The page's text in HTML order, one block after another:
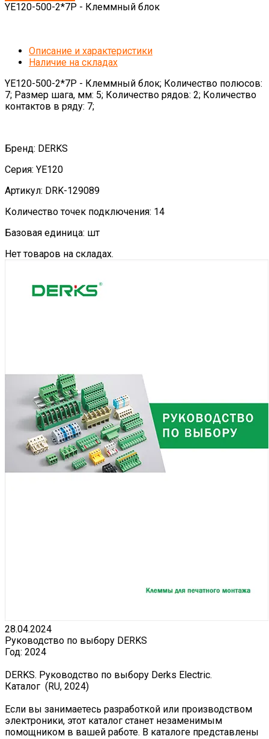
YE120-500-2*7P - Клеммный блок
Описание и характеристики
Наличие на складах
YE120-500-2*7P - Клеммный блок; Количество полюсов:
7; Размер шага, мм: 5; Количество рядов: 2; Количество
контактов в ряду: 7;
Бренд: DERKS
Серия: YE120
Артикул: DRK-129089
Количество точек подключения: 14
Базовая единица: шт
Нет товаров на складах.
28.04.2024
Руководство по выбору DERKS
Год: 2024
DERKS. Руководство по выбору Derks Electric.
Каталог (RU, 2024)
Если вы занимаетесь разработкой или производством
электроники, этот каталог станет незаменимым
помощником в вашей работе. В каталоге представлены